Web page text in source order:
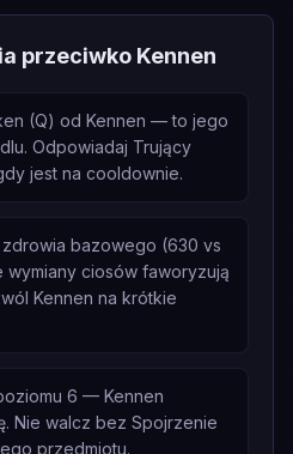
przeciwko Kennen
(Q) od Kennen — to jego
Odpowiadaj Trujący
jest na cooldownie.
bazowego (630 vs
wymiany ciosów faworyzują
Kennen na krótkie
6 — Kennen
Nie walcz bez Spojrzenie
przedmiotu.